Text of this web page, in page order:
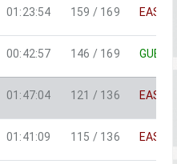
01:23:54 159 / 169 EAST
00:42:57 146 / 169 GUER
01:47:04 121 / 136 EAST
01:41:09 115 / 136 EAST